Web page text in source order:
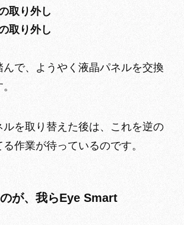
取り外し
取り外し
で、ようやく液晶パネルを交換
を取り替えた後は、これを逆の
作業が待っているのです。
が、我らEye Smart